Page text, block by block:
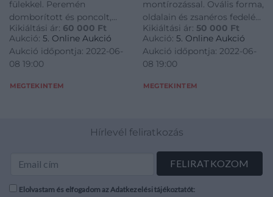
fülekkel. Peremén
domborított és poncolt,
virágos-leveles
díszítményekkel. Restaurált.
Feltehetően német, XIX.
század közepe, MK
Kikiáltási ár: 60 000 Ft
Aukció: 5. Online Aukció
Aukció időpontja: 2022-06-
08 19:00
MEGTEKINTEM
montírozással. Ovális forma,
oldalain és zsanéros fedelén
bibliai jelenetekkel, alján
toronnyal. Zománc sérült.
Feltehetően osztrák, XVIII.
század közepe. M. : 7,5 × 6,5 ×
Kikiáltási ár: 50 000 Ft
Aukció: 5. Online Aukció
Aukció időpontja: 2022-06-
08 19:00
MEGTEKINTEM
Hírlevél feliratkozás
Elolvastam és elfogadom az Adatkezelési tájékoztatót: